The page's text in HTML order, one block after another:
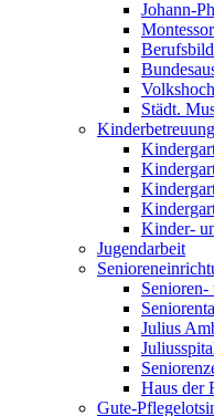
Johann-
Städt.
Kinderbetreuung
Kinder-
Jugendarbeit
Senioren-
Julius
Haus der
Gute-